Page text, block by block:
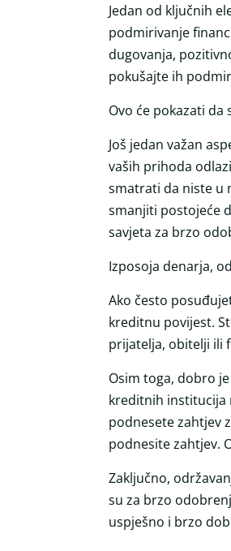
Jedan od ključnih
podmirivanje
dugovanja,
pokušajte ih
Ovo će pokazati
Još jedan važan
vaših prihoda
smatrati da niste u
smanjiti postojeće
savjeta za brzo
Izposoja denarja,
Ako često
kreditnu povijest.
prijatelja, obitelji ili
Osim toga, dobro
kreditnih institucija
podnesete zahtjev
podnesite zahtjev.
Zaključno,
su za brzo
uspješno i brzo